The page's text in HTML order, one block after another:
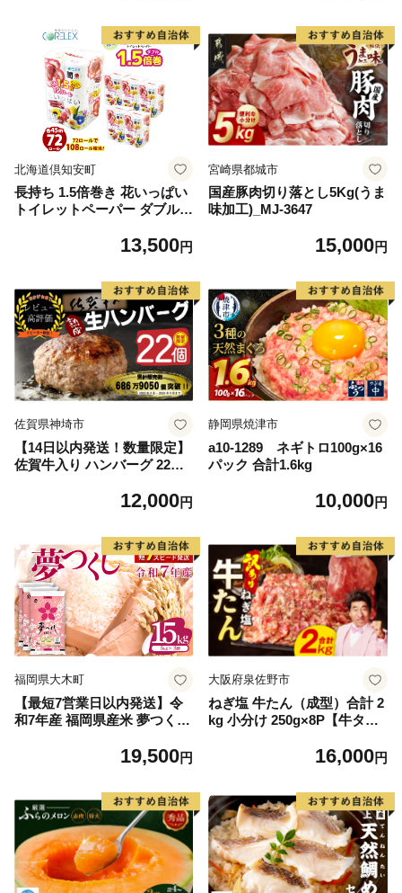
切り身 魚 わけあり
北海道倶知安町
長持ち 1.5倍巻き 花いっぱい
トイレットペーパー ダブル 4
プリント ハーブ 香り付き 日
品 備蓄 送料無料 北海道 倶知
安町 日用品
13,500円
宮崎県都城市
国産豚肉切り落とし5Kg(うま
味加工)_MJ-3647
15,000円
佐賀県神埼市
【14日以内発送！数量限定】
佐賀牛入り ハンバーグ 22個
毛和牛 ブランド牛 九州 ハン
(H083106)
12,000円
静岡県焼津市
a10-1289 ネギトロ100g×16
パック 合計1.6kg
10,000円
福岡県大木町
【最短7営業日以内発送】令
和7年産 福岡県産米 夢つくし
19,500円
大阪府泉佐野市
ねぎ塩 牛たん（成型）合計 2
kg 小分け 250g×8P【牛タン
16,000円